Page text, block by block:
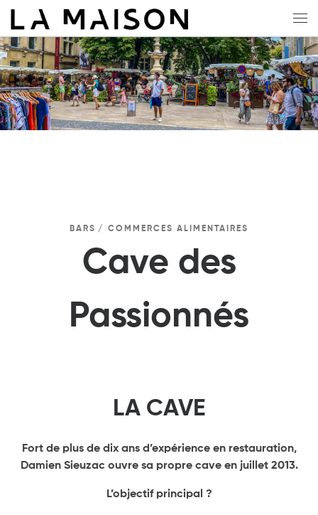
Skip to content
BARS COMMERCES ALIMENTAIRES
Cave des
Passionnés
LA CAVE
Fort de plus de dix ans d’expérience en restauration,
Damien Sieuzac ouvre sa propre cave en juillet 2013.
L’objectif principal ?